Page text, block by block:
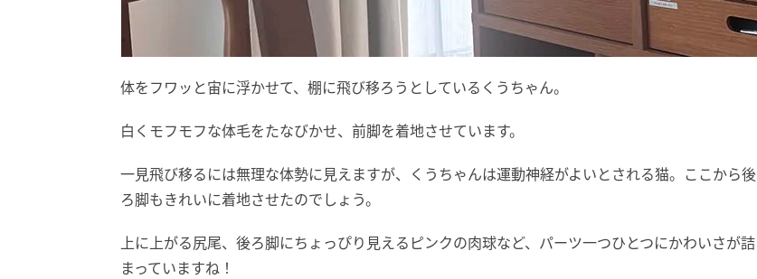
体をフワッと宙に浮かせて、棚に飛び移ろうとしているくうちゃん。
白くモフモフな体毛をたなびかせ、前脚を着地させています。
一見飛び移るには無理な体勢に見えますが、くうちゃんは運動神経がよいとされる猫。ここから後
ろ脚もきれいに着地させたのでしょう。
上に上がる尻尾、後ろ脚にちょっぴり見えるピンクの肉球など、パーツ一つひとつにかわいさが詰
まっていますね！